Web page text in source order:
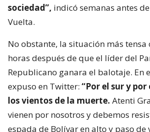
sociedad”, indicó semanas antes
Vuelta.
No obstante, la situación más
horas después de que el líder del
Republicano ganara el balotaje. En
expuso en Twitter: “Por el sur y
los vientos de la muerte. Atenti
vienen por nosotros y debemos
espada de Bolívar en alto y paso de